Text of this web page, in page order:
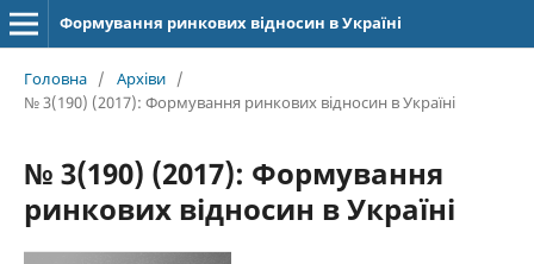
Формування ринкових відносин в Україні
Головна / Архіви /
№ 3(190) (2017): Формування ринкових відносин в Україні
№ 3(190) (2017): Формування
ринкових відносин в Україні